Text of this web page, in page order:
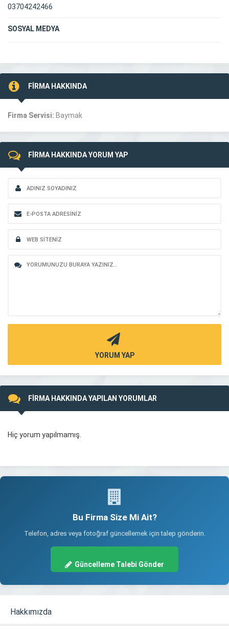
03704242466
SOSYAL MEDYA
FİRMA HAKKINDA
Firma Servisi: Baymak
FİRMA HAKKINDA YORUM YAP
YORUM YAP
FİRMA HAKKINDA YAPILAN YORUMLAR
Hiç yorum yapılmamış.
Bu Firma Size Mi Ait?
Telefon, adres veya fotoğraf güncellemek için talep gönderin.
Güncelleme Talebi Gönder
Hakkımızda